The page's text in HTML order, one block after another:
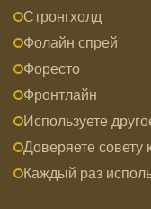
Стронгхолд
Фолайн спрей
Форесто
Фронтлайн
Используете
Доверяете совету
Каждый раз